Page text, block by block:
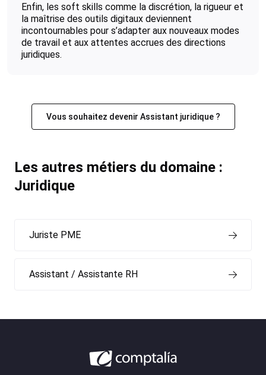
Enfin, les soft skills comme la discrétion, la rigueur et
la maîtrise des outils digitaux deviennent
incontournables pour s’adapter aux nouveaux modes
de travail et aux attentes accrues des directions
juridiques.
Vous souhaitez devenir Assistant juridique ?
Les autres métiers du domaine :
Juridique
Juriste PME
Assistant / Assistante RH